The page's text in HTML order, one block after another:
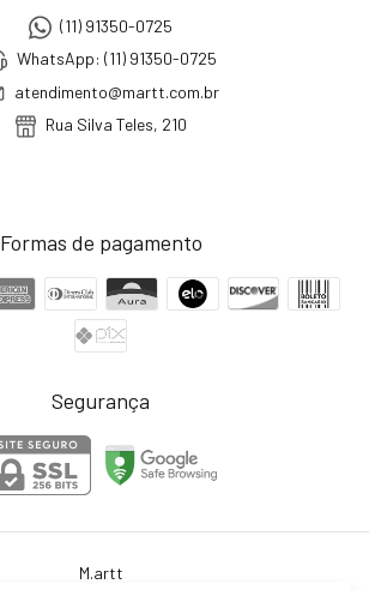
(11) 91350-0725
WhatsApp: (11) 91350-0725
atendimento@martt.com.br
Rua Silva Teles, 210
Formas de pagamento
Segurança
M.artt